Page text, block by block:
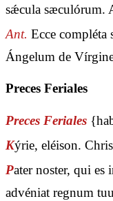
sǽcula sæculórum.
Ant. Ecce
Ángelum de
Preces Feriales
Preces Feriales
Kýrie, eléison.
Pater noster, qui
advéniat regnum